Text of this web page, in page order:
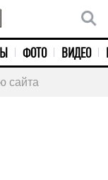
ФОТО ВИДЕО
сайта